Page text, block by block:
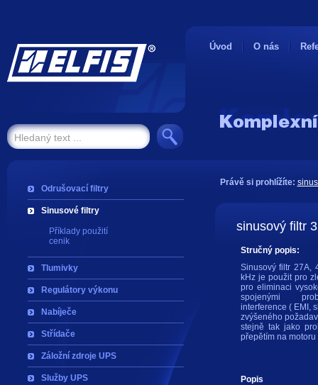
Úvod O nás
Odrušovací filtry
Sinusové filtry
Příklady použití
cenik
Tlumivky
Regulátory výkonu
Nabíječe
Střídače
Záložní zdroje UPS
Služby UPS
Právě si prohlížíte:
sinusový filtr
Stručný popis:
Sinusový filtr 27A,
kHz je použit pro
pro eliminaci
spojenými
interference ( EMI,
zvýšeného
stejně tak jako
přepětím na
Popis